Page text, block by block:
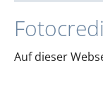
Auf dieser